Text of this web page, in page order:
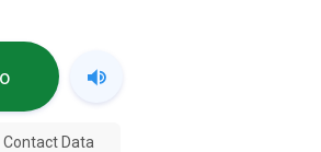
Contact Data